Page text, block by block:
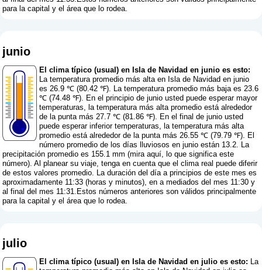
para la capital y el área que lo rodea.
junio
El clima típico (usual) en Isla de Navidad en junio es esto:
La temperatura promedio más alta en Isla de Navidad en junio
es 26.9 ℃ (80.42 ℉). La temperatura promedio más baja es 23.6
℃ (74.48 ℉). En el principio de junio usted puede esperar mayor
temperaturas, la temperatura más alta promedio está alrededor
de la punta más 27.7 ℃ (81.86 ℉). En el final de junio usted
puede esperar inferior temperaturas, la temperatura más alta
promedio está alrededor de la punta más 26.55 ℃ (79.79 ℉). El
número promedio de los días lluviosos en junio están 13.2. La
precipitación promedio es 155.1 mm (mira aquí, lo que significa este
número). Al planear su viaje, tenga en cuenta que el clima real puede diferir
de estos valores promedio. La duración del día a principios de este mes es
aproximadamente 11:33 (horas y minutos), en a mediados del mes 11:30 y
al final del mes 11:31.Estos números anteriores son válidos principalmente
para la capital y el área que lo rodea.
julio
El clima típico (usual) en Isla de Navidad en julio es esto: La